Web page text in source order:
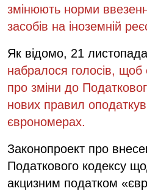
змінюють норми
засобів на іноземній
Як відомо, 21
набралося голосів, щоб
про зміни до
нових правил
єврономерах.
Законопроект про
Податкового кодексу
акцизним податком